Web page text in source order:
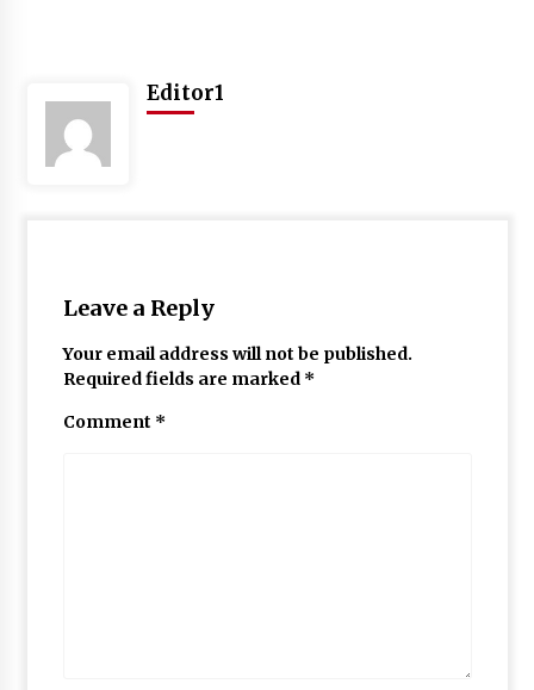
Editor1
Leave a Reply
Your email address will not be published.
Required fields are marked *
Comment *